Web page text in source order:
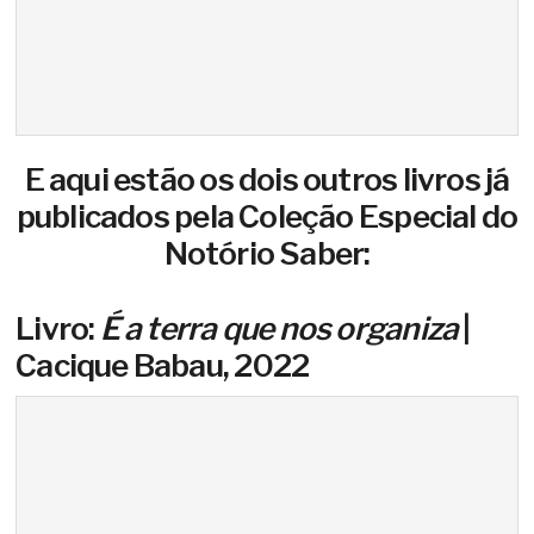
E aqui estão os dois outros livros já
publicados pelaColeção Especial do
Notório Saber:
Livro: É a terra que nos organiza|
Cacique Babau, 2022